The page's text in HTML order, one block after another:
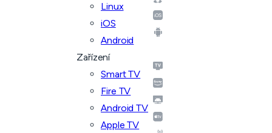
Linux
iOS
Android
Zařízení
Smart TV
Fire TV
Android TV
Apple TV